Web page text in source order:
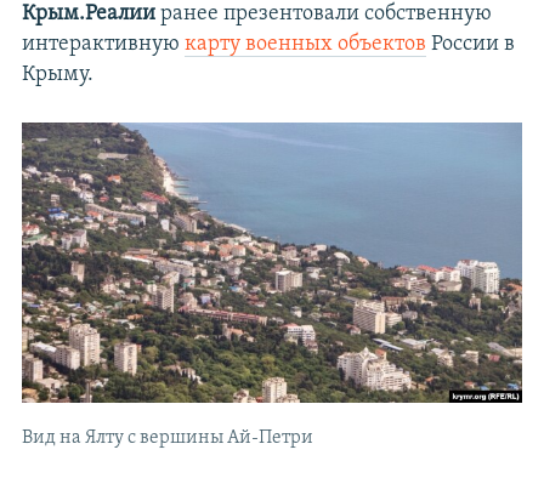
Крым.Реалии ранее презентовали собственную
интерактивную карту военных объектов России в
Крыму.
Вид на Ялту с вершины Ай-Петри